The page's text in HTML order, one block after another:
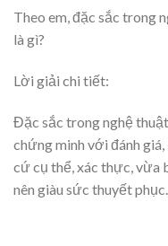
Theo em, đặc sắc trong
là gì?
Lời giải chi tiết:
Đặc sắc trong nghệ
chứng minh với đánh
cứ cụ thể, xác thực, vừa
nên giàu sức thuyết phục.